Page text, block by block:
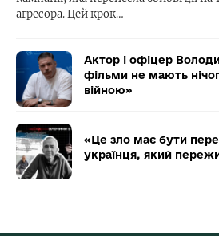
агресора. Цей крок…
Актор і офіцер
фільми не мають
війною»
«Це зло має бути
українця, який